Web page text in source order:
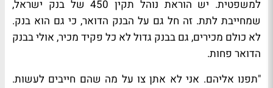
למשפטית. יש הוראת נוהל תקין 450 של בנק ישראל,
שמחייבת לתת. זה חל גם על הבנק הדואר, כי גם הוא בנק.
לא כולם מכירים, גם בבנק גדול לא כל פקיד מכיר, אולי בבנק
הדואר פחות.
"תפנו אליהם. אני לא אתן צו על מה שהם חייבים לעשות.